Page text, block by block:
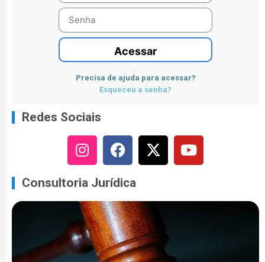
Acessar
Precisa de ajuda para acessar?
Esqueceu a senha?
Redes Sociais
Consultoria Jurídica